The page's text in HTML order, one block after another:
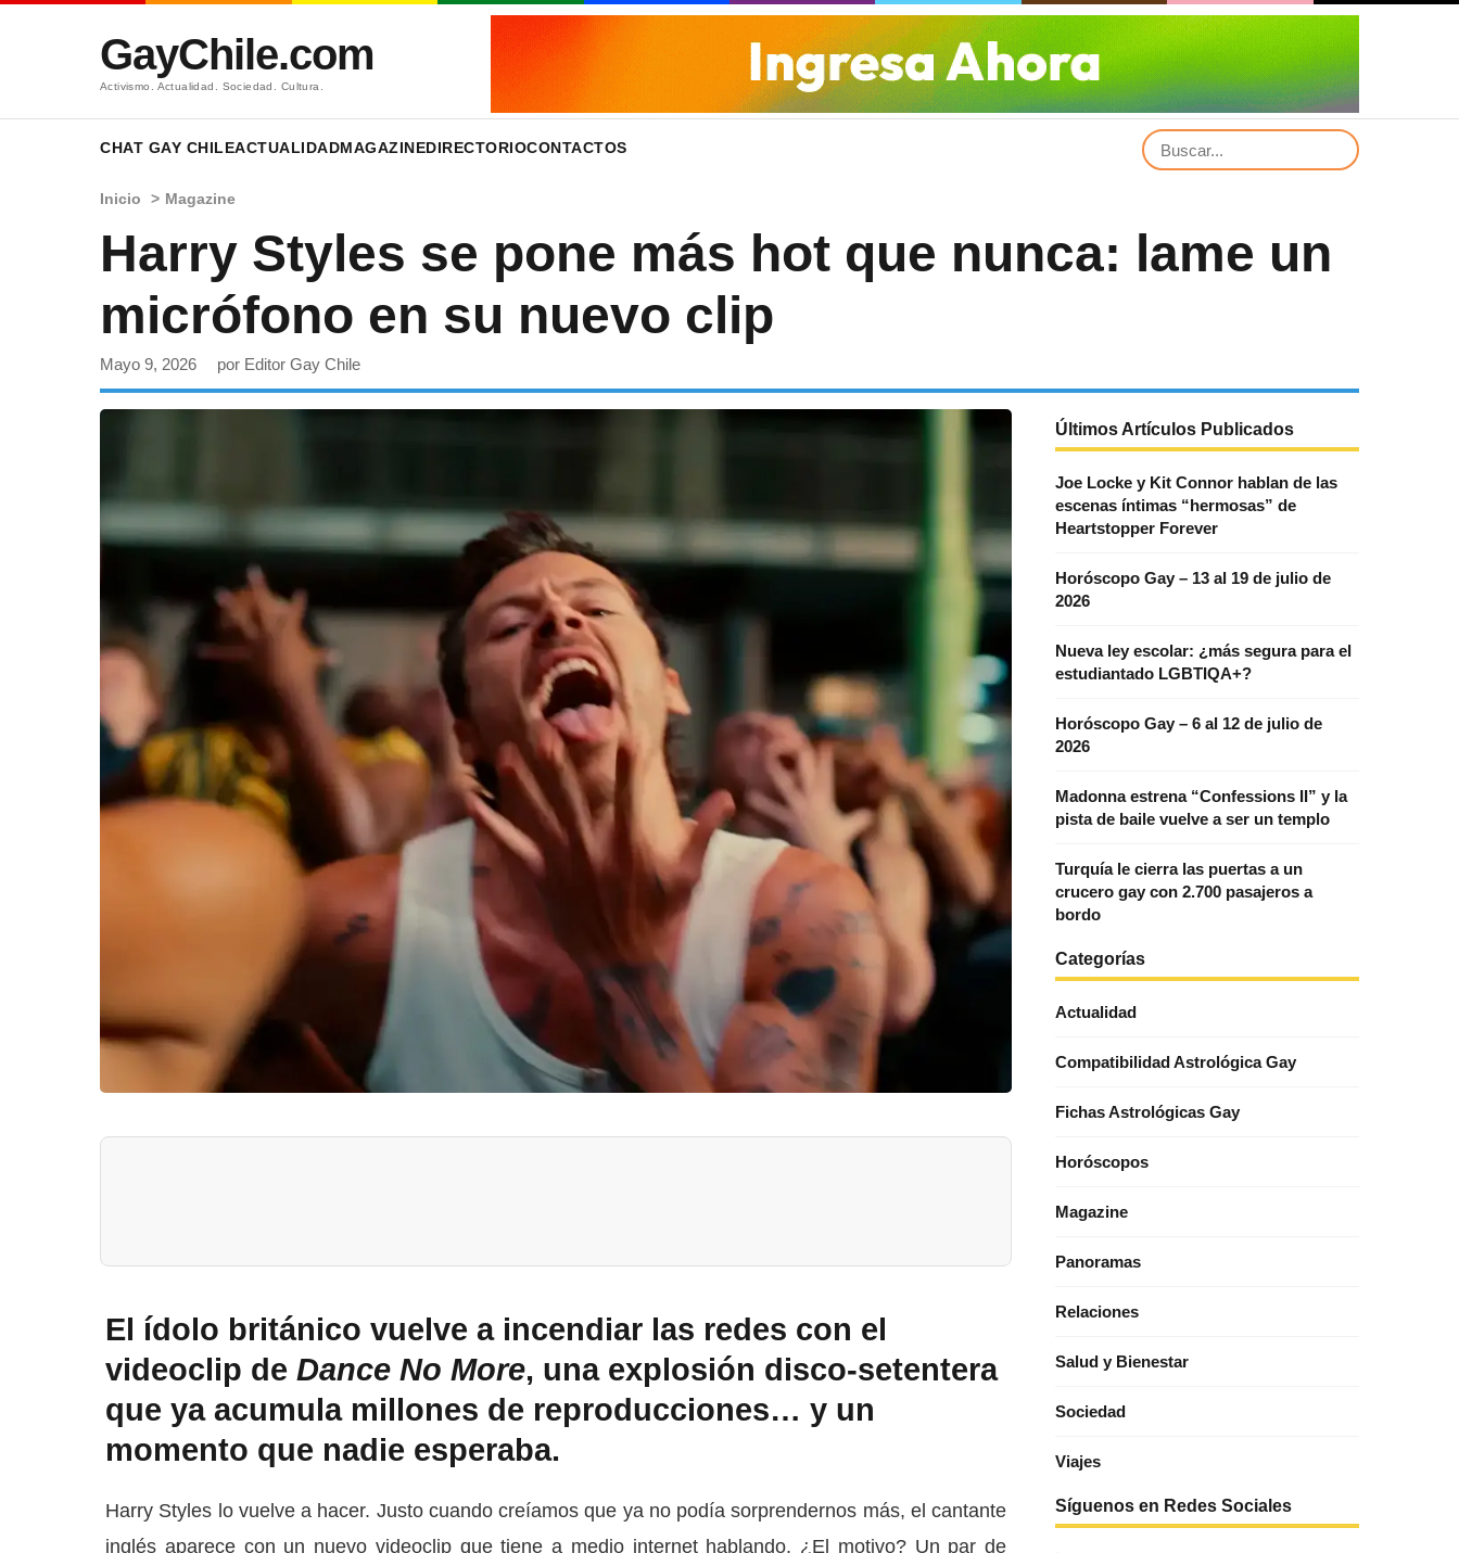
GayChile.com
Activismo. Actualidad. Sociedad. Cultura.
CHAT GAY CHILEACTUALIDADMAGAZINEDIRECTORIOCONTACTOS
Inicio > Magazine
Harry Styles se pone más hot que nunca: lame un
micrófono en su nuevo clip
Mayo 9, 2026 por Editor Gay Chile
El ídolo británico vuelve a incendiar las redes con el
videoclip de Dance No More, una explosión disco-setentera
que ya acumula millones de reproducciones… y un
momento que nadie esperaba.
Harry Styles lo vuelve a hacer. Justo cuando creíamos que ya no podía sorprendernos más, el cantante
inglés aparece con un nuevo videoclip que tiene a medio internet hablando. ¿El motivo? Un par de
Últimos Artículos Publicados
Joe Locke y Kit Connor hablan de las
escenas íntimas “hermosas” de
Heartstopper Forever
Horóscopo Gay – 13 al 19 de julio de
2026
Nueva ley escolar: ¿más segura para el
estudiantado LGBTIQA+?
Horóscopo Gay – 6 al 12 de julio de
2026
Madonna estrena “Confessions II” y la
pista de baile vuelve a ser un templo
Turquía le cierra las puertas a un
crucero gay con 2.700 pasajeros a
bordo
Categorías
Actualidad
Compatibilidad Astrológica Gay
Fichas Astrológicas Gay
Horóscopos
Magazine
Panoramas
Relaciones
Salud y Bienestar
Sociedad
Viajes
Síguenos en Redes Sociales